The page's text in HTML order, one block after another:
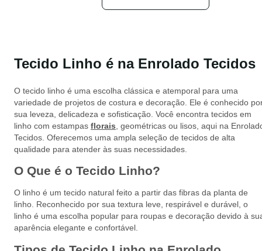
Tecido Linho é na Enrolado Tecidos
O tecido linho é uma escolha clássica e atemporal para uma
variedade de projetos de costura e decoração. Ele é conhecido
sua leveza, delicadeza e sofisticação. Você encontra tecidos em
linho com estampas florais , geométricas ou lisos, aqui na
Tecidos. Oferecemos uma ampla seleção de tecidos de alta
qualidade para atender às suas necessidades.
O Que é o Tecido Linho?
O linho é um tecido natural feito a partir das fibras da planta de
linho. Reconhecido por sua textura leve, respirável e durável, o
linho é uma escolha popular para roupas e decoração devido à
aparência elegante e confortável.